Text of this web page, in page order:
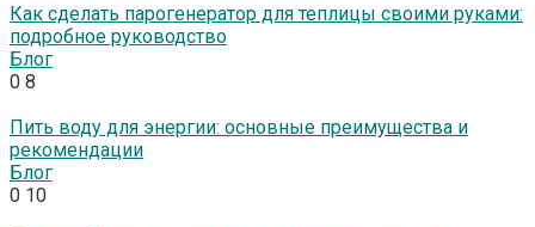
Как сделать парогенератор для теплицы своими руками:
подробное руководство
Блог
0 8
Пить воду для энергии: основные преимущества и
рекомендации
Блог
0 10